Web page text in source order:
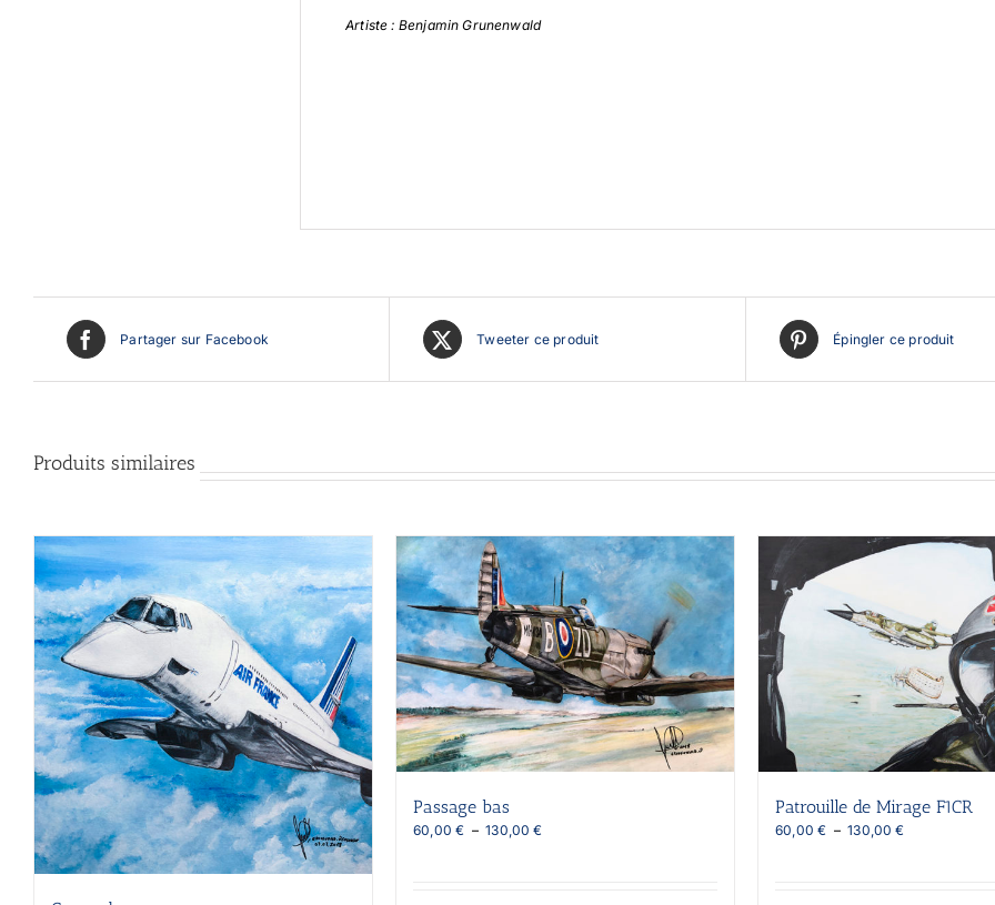
Artiste : Benjamin Grunenwald
Partager sur Facebook Tweeter ce produit Épingler ce produit
Produits similaires
Passage bas
60,00€ – 130,00€Plage
Patrouille de Mirage F1CR
60,00€ – 130,00€Plage